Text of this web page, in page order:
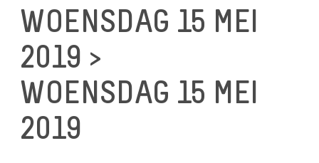
WOENSDAG 15 MEI
2019 >
WOENSDAG 15 MEI
2019